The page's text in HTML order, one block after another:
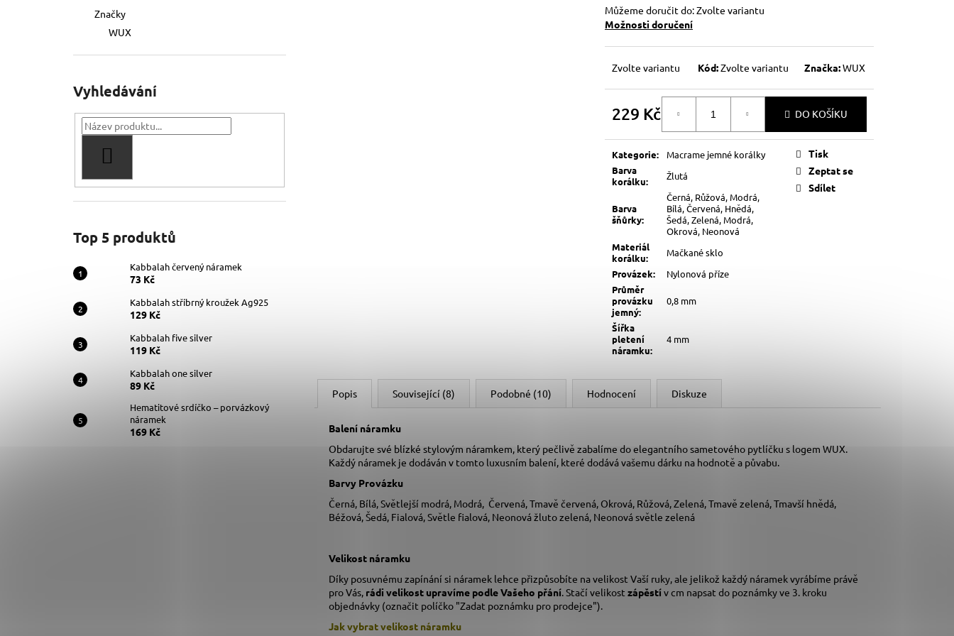
Značky
WUX
Vyhledávání
Top 5 produktů
Kabbalah červený náramek
73 Kč
Kabbalah stříbrný kroužek Ag925
129 Kč
Kabbalah five silver
119 Kč
Kabbalah one silver
89 Kč
Hematitové srdíčko – porvázkový
náramek
169 Kč
Můžeme doručit do:Zvolte variantu
Možnosti doručení
Zvolte variantu Kód:Zvolte variantu Značka:WUX
229 Kč
cena:
DO KOŠÍKU
Kategorie:
Macrame jemné korálky
Barva
korálku: Žlutá
Barva
šňůrky:
Černá, Růžová, Modrá,
Bílá, Červená, Hnědá,
Šedá, Zelená, Modrá,
Okrová, Neonová
Materiál
korálku:
Mačkané sklo
Provázek:
Nylonová příze
Průměr
provázku
jemný:
0,8 mm
Šířka
pletení
náramku:
4 mm
Tisk
Zeptat se
Sdílet
Popis Související (8) Podobné (10) Hodnocení Diskuze
Balení náramku
Obdarujte své blízké stylovým náramkem, který pečlivě zabalíme do elegantního sametového pytlíčku s logem WUX.
Každý náramek je dodáván v tomto luxusním balení, které dodává vašemu dárku na hodnotě a půvabu.
Barvy Provázku
Černá, Bílá, Světlejší modrá, Modrá, Červená, Tmavě červená, Okrová, Růžová, Zelená, Tmavě zelená, Tmavší hnědá,
Béžová, Šedá, Fialová, Světle fialová, Neonová žluto zelená, Neonová světle zelená
Velikost náramku
Díky posuvnému zapínání si náramek lehce přizpůsobíte na velikost Vaší ruky, ale jelikož každý náramek vyrábíme právě
pro Vás, rádi velikost upravíme podle Vašeho přání . Stačí velikost zápěstív cm napsat do poznámky ve 3. kroku
objednávky (označit políčko "Zadat poznámku pro prodejce").
Jak vybrat velikost náramku